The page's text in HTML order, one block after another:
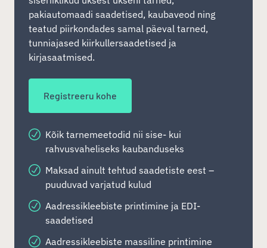
pakiautomaadi saadetised, kaubaveod ning
teatud piirkondades samal päeval tarned,
tunniajased kiirkullersaadetised ja
kirjasaatmised.
Registreeru kohe
Kõik tarnemeetodid nii sise- kui
rahvusvaheliseks kaubanduseks
Maksad ainult tehtud saadetiste eest –
puuduvad varjatud kulud
Aadressikleebiste printimine ja EDI-
saadetised
Aadressikleebiste massiline printimine